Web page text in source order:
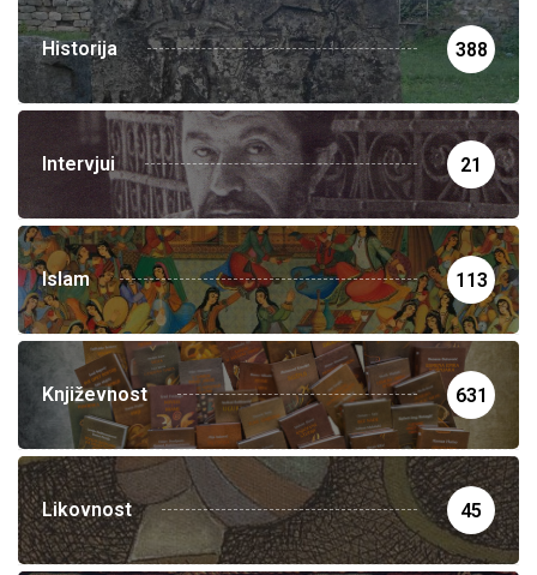
Historija 388
Intervjui 21
Islam 113
Književnost 631
Likovnost 45